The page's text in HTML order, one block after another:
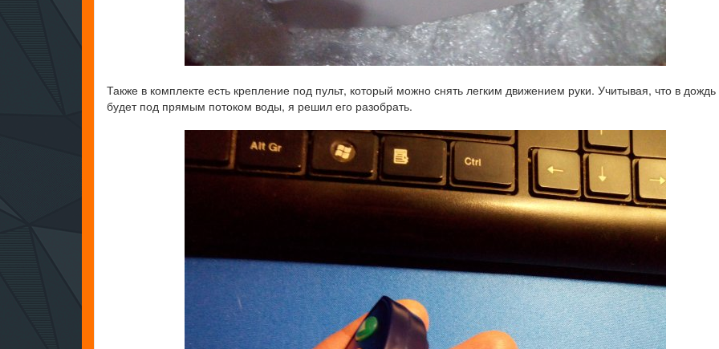
Также в комплекте есть крепление под пульт, который можно снять легким движением руки. Учитывая, что в
будет под прямым потоком воды, я решил его разобрать.